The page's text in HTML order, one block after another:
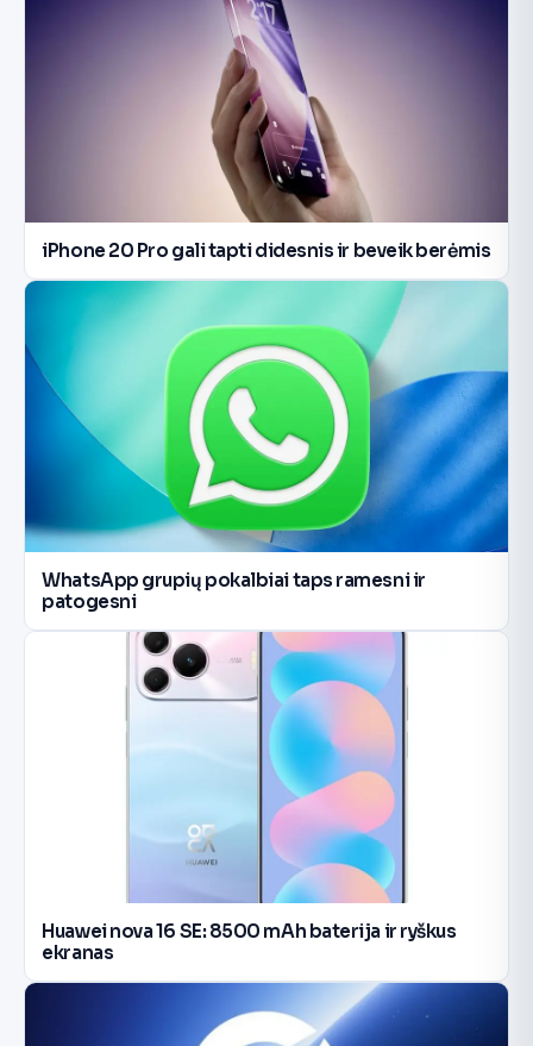
iPhone 20 Pro gali tapti didesnis ir beveik berėmis
WhatsApp grupių pokalbiai taps ramesni ir
patogesni
Huawei nova 16 SE: 8500 mAh baterija ir ryškus
ekranas